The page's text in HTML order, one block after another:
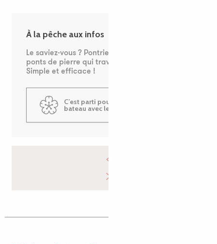
À la pêche aux infos
Le saviez-vous ? Pontrieux doit son nom aux
ponts de pierre qui traversent la rivière.
Simple et efficace !
C’est parti pour une balade en
bateau avec le Passeur du Trieux